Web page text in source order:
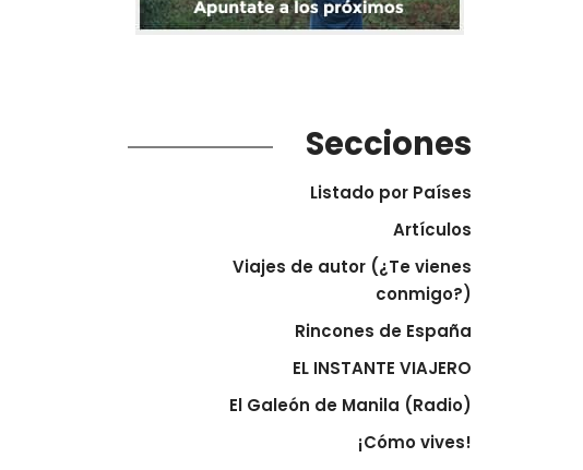
Secciones
Listado por Países
Artículos
Viajes de autor (¿Te vienes
conmigo?)
Rincones de España
EL INSTANTE VIAJERO
El Galeón de Manila (Radio)
¡Cómo vives!